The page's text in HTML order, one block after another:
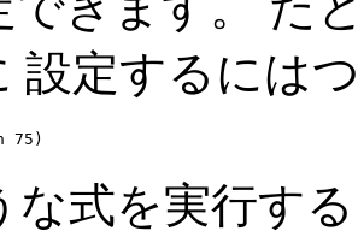
設定するには
な式を実行す